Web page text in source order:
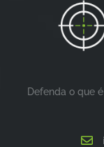
Defenda o que